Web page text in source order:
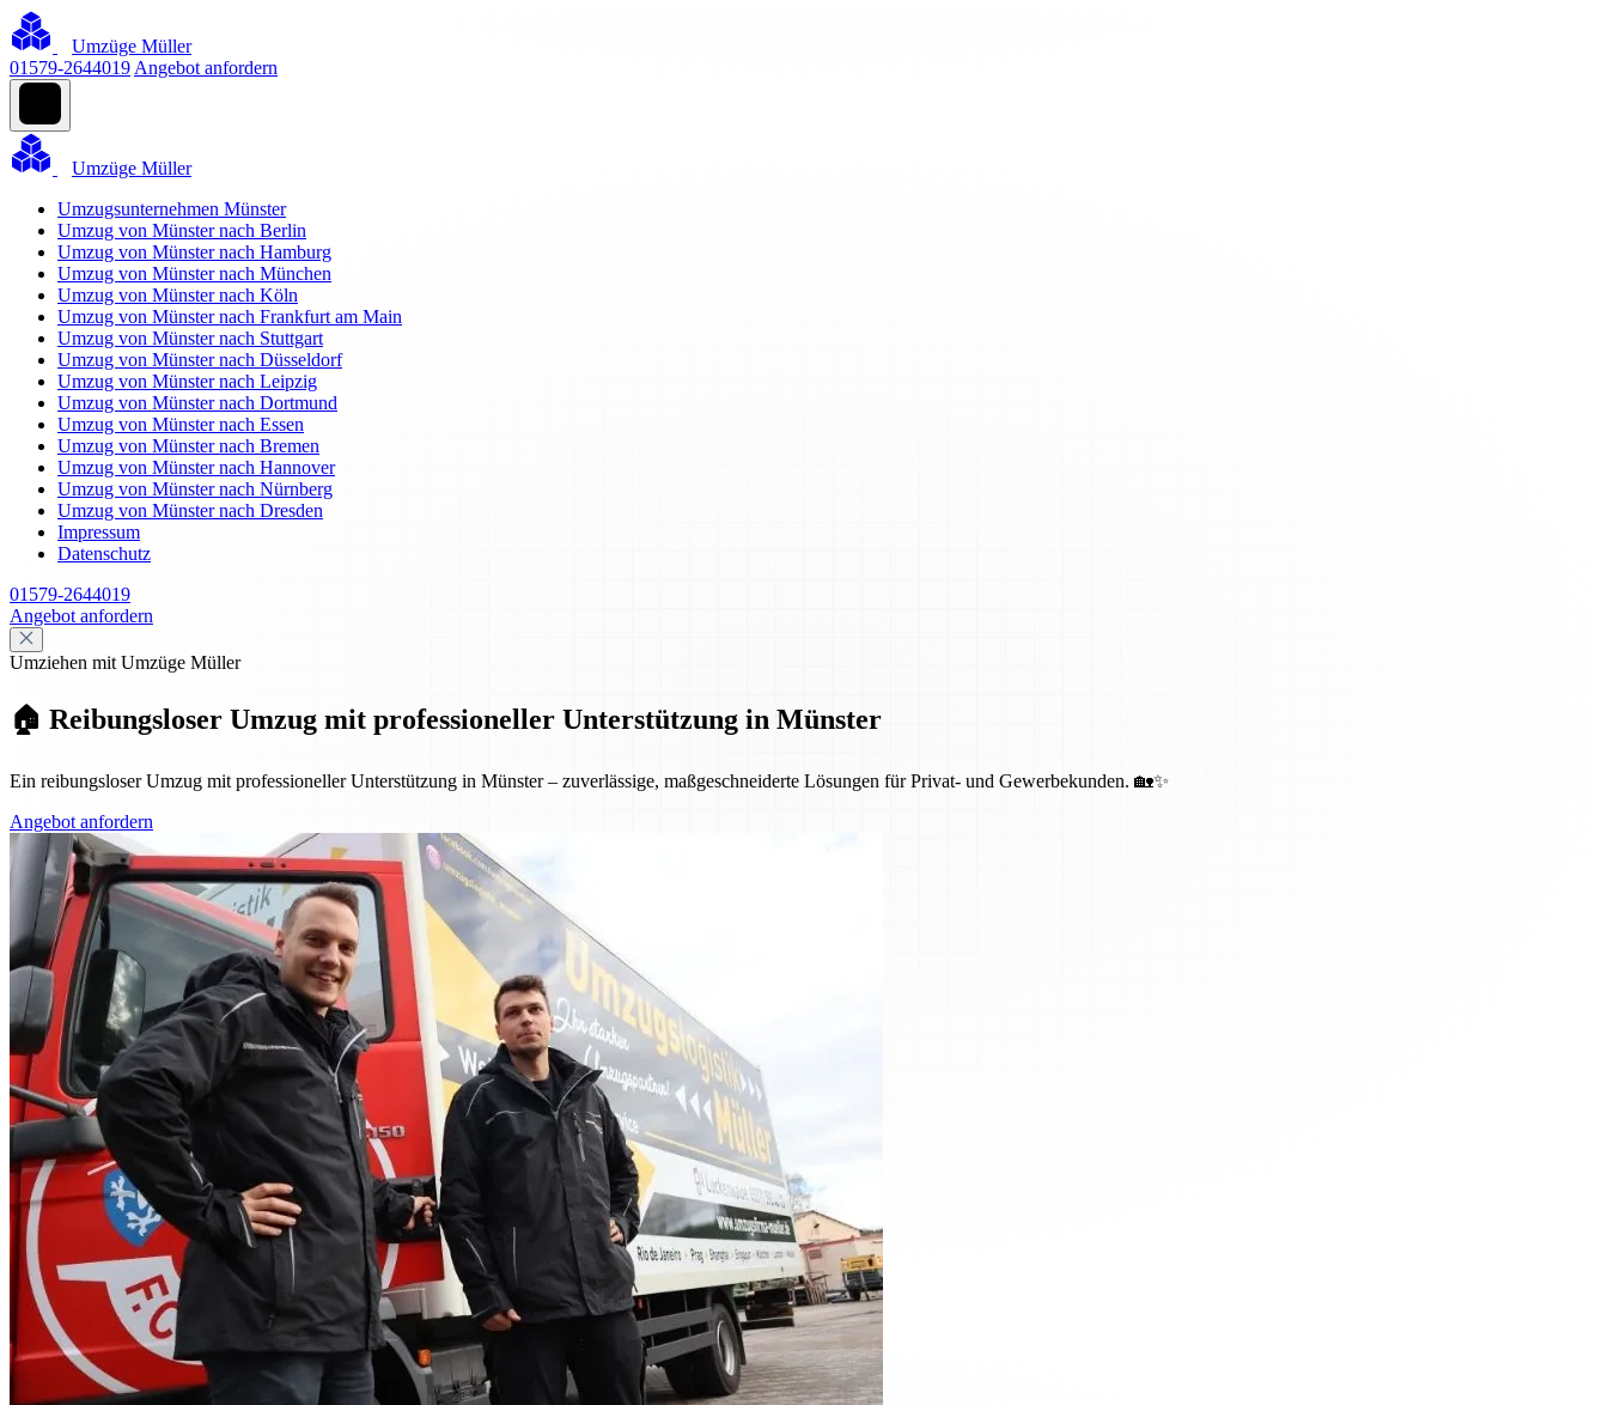
Umzüge Müller
01579-2644019 Angebot anfordern
Umzüge Müller
Umzugsunternehmen Münster
Umzug von Münster nach Berlin
Umzug von Münster nach Hamburg
Umzug von Münster nach München
Umzug von Münster nach Köln
Umzug von Münster nach Frankfurt am Main
Umzug von Münster nach Stuttgart
Umzug von Münster nach Düsseldorf
Umzug von Münster nach Leipzig
Umzug von Münster nach Dortmund
Umzug von Münster nach Essen
Umzug von Münster nach Bremen
Umzug von Münster nach Hannover
Umzug von Münster nach Nürnberg
Umzug von Münster nach Dresden
Impressum
Datenschutz
01579-2644019
Angebot anfordern
Umziehen mit Umzüge Müller
🏠 Reibungsloser Umzug mit professioneller Unterstützung in Münster
Ein reibungsloser Umzug mit professioneller Unterstützung in Münster – zuverlässige, maßgeschneiderte Lösungen für Privat- und Gewerbekunden. 🏡✨
Angebot anfordern